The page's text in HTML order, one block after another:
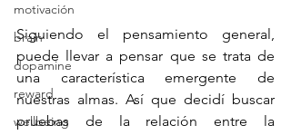
motivación
brain
dopamine
reward
wellbeing
Siguiendo el pensamiento general,
puede llevar a pensar que se trata de
una característica emergente de
nuestras almas. Así que decidí buscar
pruebas de la relación entre la